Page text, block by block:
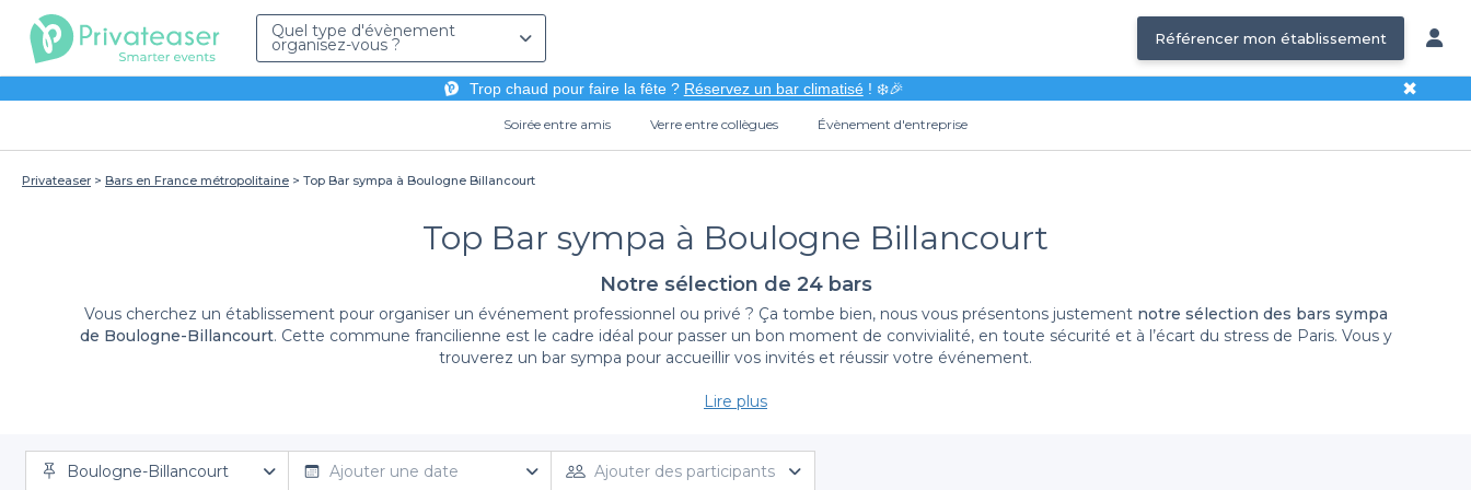
Quel type d'évènement
organisez-vous ? Référencer mon établissement
Trop chaud pour faire la fête ? Réservez un bar climatisé! ❄️🎉 ✖
Soirée entre amis Verre entre collègues Évènement d'entreprise
Privateaser Bars en France métropolitaine Top Bar sympa à Boulogne Billancourt
Top Bar sympa à Boulogne Billancourt
Notre sélection de 24 bars
Vous cherchez un établissement pour organiser un événement professionnel ou privé ? Ça tombe bien, nous vous présentons justement notre sélection des bars sympa
de Boulogne-Billancourt. Cette commune francilienne est le cadre idéal pour passer un bon moment de convivialité, en toute sécurité et à l’écart du stress de Paris. Vous y
trouverez un bar sympa pour accueillir vos invités et réussir votre événement.
Soyez la bienvenue à Boulogne-Billancourt. Vous y trouverez des bars sympas pour fêter des anniversaires, des pots de départ ou des soirées d’entreprise. Du bistro parisien
Boulogne-Billancourt
pour réserver le bar de votre choix. Ce top regroupe des établissements avec des cadres différents. Vous pouvez choisir entre les bars classiques et les
Lire plus
Boulogne-Billancourt Ajouter une date Ajouter des participants